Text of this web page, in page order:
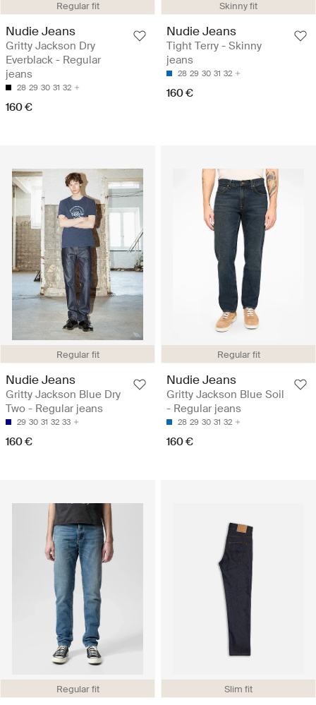
Regular fit
Nudie Jeans
Gritty Jackson Dry
Everblack - Regular
jeans
28 29 30 31 32
160 €
Skinny fit
Nudie Jeans
Tight Terry - Skinny
jeans
28 29 30 31 32
160 €
Regular fit
Nudie Jeans
Gritty Jackson Blue Dry
Two - Regular jeans
29 30 31 32 33
160 €
Regular fit
Nudie Jeans
Gritty Jackson Blue Soil
- Regular jeans
28 29 30 31 32
160 €
Regular fit Slim fit